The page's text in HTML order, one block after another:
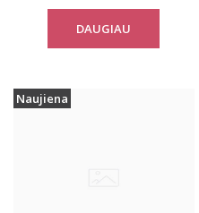
DAUGIAU
Naujiena